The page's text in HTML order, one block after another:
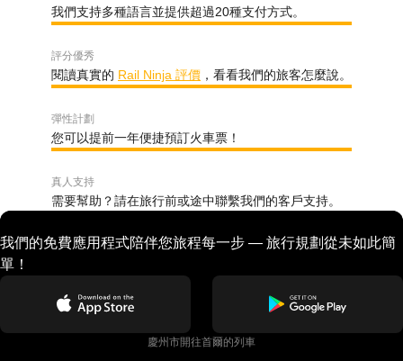
我們支持多種語言並提供超過20種支付方式。
評分優秀
閱讀真實的 Rail Ninja 評價 ，看看我們的旅客怎麼說。
彈性計劃
您可以提前一年便捷預訂火車票！
真人支持
需要幫助？請在旅行前或途中聯繫我們的客戶支持。
我們的免費應用程式陪伴您旅程每一步 — 旅行規劃從未如此簡
單！
慶州市開往首爾的列車